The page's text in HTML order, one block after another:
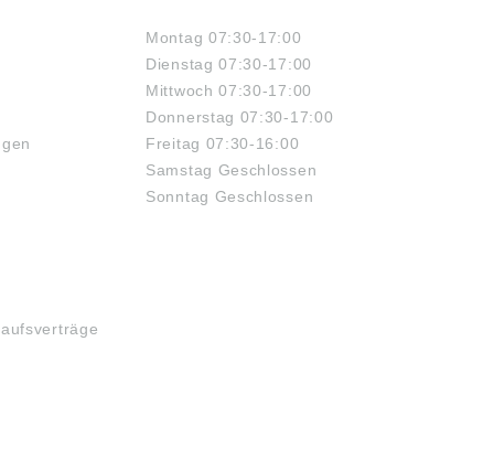
Montag 07:30-17:00
Dienstag 07:30-17:00
Mittwoch 07:30-17:00
Donnerstag 07:30-17:00
Freitag 07:30-16:00
Samstag Geschlossen
Sonntag Geschlossen